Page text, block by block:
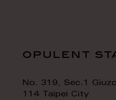
opulent
No. 319, Sec.1
114 Taipei City